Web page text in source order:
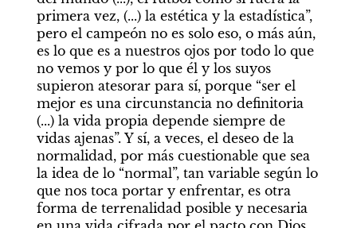
primera vez, (...) la estética y la estadística”,
pero el campeón no es solo eso, o más aún,
es lo que es a nuestros ojos por todo lo que
no vemos y por lo que él y los suyos
supieron atesorar para sí, porque “ser el
mejor es una circunstancia no definitoria
(...) la vida propia depende siempre de
vidas ajenas”. Y sí, a veces, el deseo de la
normalidad, por más cuestionable que sea
la idea de lo “normal”, tan variable según lo
que nos toca portar y enfrentar, es otra
forma de terrenalidad posible y necesaria